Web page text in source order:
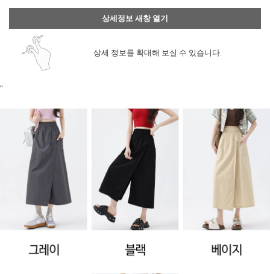
상세정보 새창 열기
상세 정보를 확대해 보실 수 있습니다.
"